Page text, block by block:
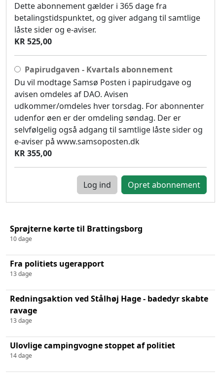
Dette abonnement gælder i 365 dage fra
betalingstidspunktet, og giver adgang til samtlige
låste sider og e-aviser.
KR 525,00
Papirudgaven - Kvartals abonnement
Du vil modtage Samsø Posten i papirudgave og
avisen omdeles af DAO. Avisen
udkommer/omdeles hver torsdag. For abonnenter
udenfor øen er der omdeling søndag. Der er
selvfølgelig også adgang til samtlige låste sider og
e-aviser på www.samsoposten.dk
KR 355,00
Log ind
Sprøjterne kørte til Brattingsborg
10 dage
Fra politiets ugerapport
13 dage
Redningsaktion ved Stålhøj Hage - badedyr skabte
ravage
13 dage
Ulovlige campingvogne stoppet af politiet
14 dage